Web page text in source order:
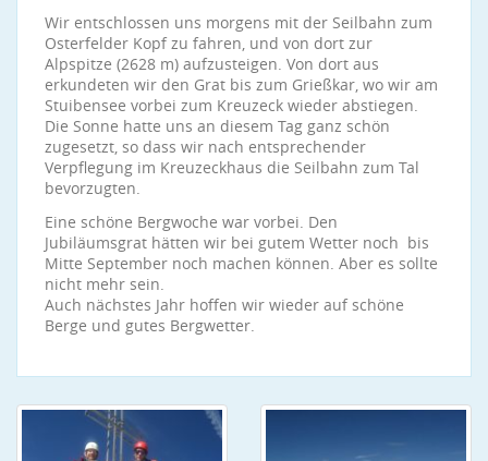
Wir entschlossen uns morgens mit der Seilbahn zum
Osterfelder Kopf zu fahren, und von dort zur
Alpspitze (2628 m) aufzusteigen. Von dort aus
erkundeten wir den Grat bis zum Grießkar, wo wir am
Stuibensee vorbei zum Kreuzeck wieder abstiegen.
Die Sonne hatte uns an diesem Tag ganz schön
zugesetzt, so dass wir nach entsprechender
Verpflegung im Kreuzeckhaus die Seilbahn zum Tal
bevorzugten.
Eine schöne Bergwoche war vorbei. Den
Jubiläumsgrat hätten wir bei gutem Wetter noch bis
Mitte September noch machen können. Aber es sollte
nicht mehr sein.
Auch nächstes Jahr hoffen wir wieder auf schöne
Berge und gutes Bergwetter.